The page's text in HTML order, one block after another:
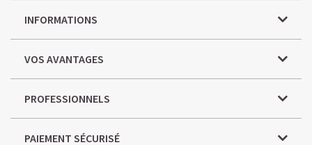
INFORMATIONS
VOS AVANTAGES
PROFESSIONNELS
PAIEMENT SÉCURISÉ